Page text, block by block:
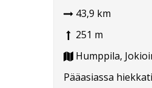
43,9 km
251 m
Humppila,
Pääasiassa